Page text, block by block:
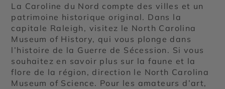
La Caroline du Nord compte des villes et un
patrimoine historique original. Dans la
capitale Raleigh, visitez le North Carolina
Museum of History, qui vous plonge dans
l’histoire de la Guerre de Sécession. Si vous
souhaitez en savoir plus sur la faune et la
flore de la région, direction le North Carolina
Museum of Science. Pour les amateurs d’art,